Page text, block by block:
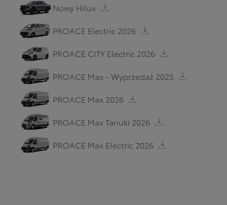
Nowy Hilux
PROACE Electric 2026
PROACE CITY Electric 2026
PROACE Max - Wyprzedaż 2025
PROACE Max 2026
PROACE Max Tanuki 2026
PROACE Max Electric 2026